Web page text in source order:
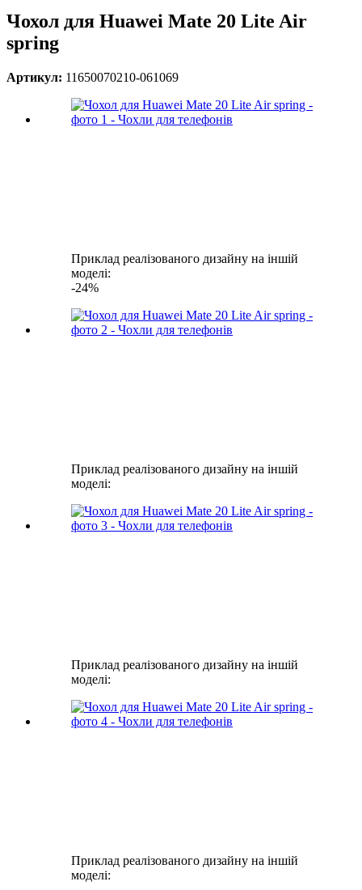
Чохол для Huawei Mate 20 Lite Air
spring
Артикул: 11650070210-061069
Приклад реалізованого дизайну на іншій
моделі:
-24%
Приклад реалізованого дизайну на іншій
моделі:
Приклад реалізованого дизайну на іншій
моделі:
Приклад реалізованого дизайну на іншій
моделі: